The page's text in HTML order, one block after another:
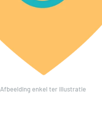
Afbeelding enkel ter illustratie